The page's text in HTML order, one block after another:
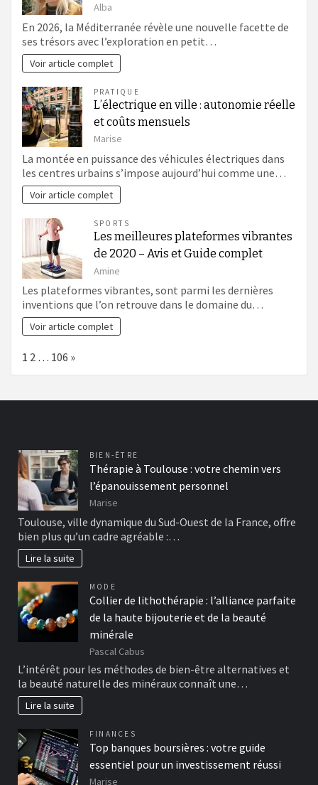
Alba
En 2026, la Méditerranée révèle une nouvelle facette de
ses trésors avec l’exploration en petit…
Voir article complet
PRATIQUE
L’électrique en ville : autonomie réelle
et coûts mensuels
Marise
La montée en puissance des véhicules électriques dans
les centres urbains s’impose aujourd’hui comme une…
Voir article complet
SPORTS
Les meilleures plateformes vibrantes
de 2020 – Avis et Guide complet
Amine
Les plateformes vibrantes, sont parmi les dernières
inventions que l’on retrouve dans le domaine du…
Voir article complet
Page:
1 2 … 106 Next
»
BIEN-ÊTRE
Thérapie à Toulouse : votre chemin vers
l’épanouissement personnel
Marise
Toulouse, ville dynamique du Sud-Ouest de la France, offre
bien plus qu’un cadre agréable :…
Lire la suite
MODE
Collier de lithothérapie : l’alliance parfaite
de la haute bijouterie et de la beauté
minérale
Pascal Cabus
L’intérêt pour les méthodes de bien-être alternatives et
la beauté naturelle des minéraux connaît une…
Lire la suite
FINANCES
Top banques boursières : votre guide
essentiel pour un investissement réussi
Marise